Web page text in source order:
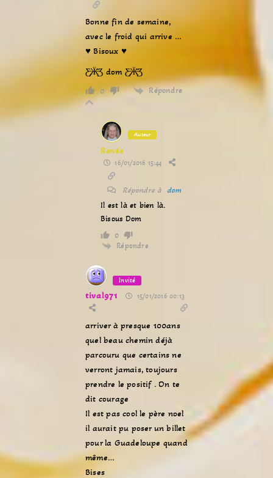
Bonne fin de semaine,
avec le froid qui arrive …
♥ Bisoux ♥
Ƹ̵̡Ӝ̵̨̄Ʒ dom Ƹ̵̡Ӝ̵̨̄Ʒ
0 Répondre
Auteur
Renée
16/01/2016 15:44
Répondre à dom
Il est là et bien là.
Bisous Dom
0
Répondre
Invité
tival971 15/01/2016 00:13
arriver à presque 100ans
quel beau chemin déjà
parcouru que certains ne
verront jamais, toujours
prendre le positif . On te
dit courage
Il est pas cool le père noel
il aurait pu poser un billet
pour la Guadeloupe quand
même…
Bises